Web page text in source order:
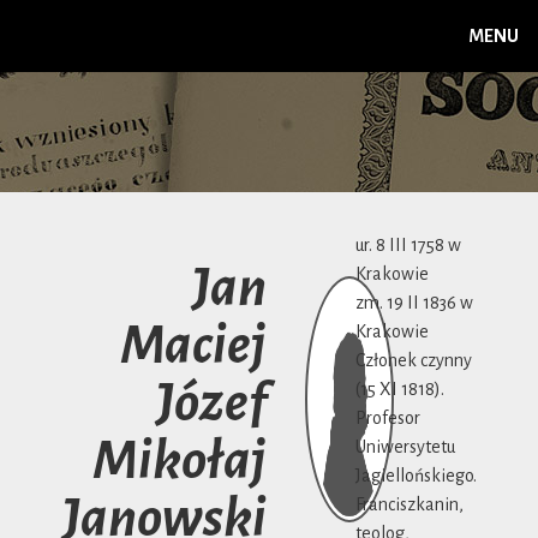
MENU
Jan
Maciej
Józef
Mikołaj
Janowski
ur. 8 III 1758 w
Krakowie
zm. 19 II 1836 w
Krakowie
Członek czynny
(15 XI 1818).
Profesor
Uniwersytetu
Jagiellońskiego.
Franciszkanin,
teolog,